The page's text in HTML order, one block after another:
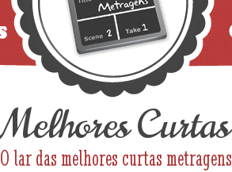
Melhores Curtas
O lar das melhores curtas metragens